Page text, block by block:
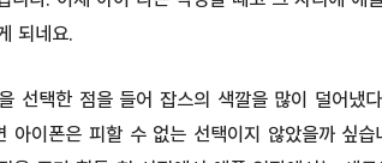
되네요.
선택한 점을 들어 잡스의 색깔을 많이 덜어냈
아이폰은 피할 수 없는 선택이지 않았을까 싶